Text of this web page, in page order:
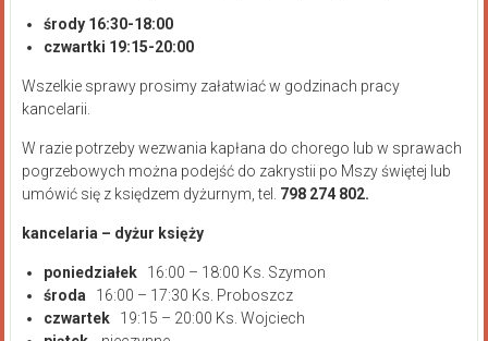
środy 16:30-18:00
czwartki 19:15-20:00
Wszelkie sprawy prosimy załatwiać w godzinach pracy
kancelarii.
W razie potrzeby wezwania kapłana do chorego lub w sprawach
pogrzebowych można podejść do zakrystii po Mszy świętej lub
umówić się z księdzem dyżurnym, tel.
798 274 802.
kancelaria – dyżur księży
poniedziałek16:00 – 18:00 Ks. Szymon
środa 16:00 – 17:30 Ks. Proboszcz
czwartek19:15 – 20:00 Ks. Wojciech